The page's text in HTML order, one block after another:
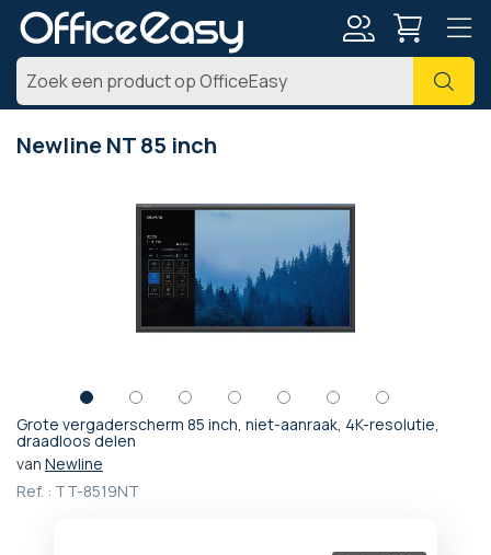
Zoek
Newline NT 85 inch
Grote vergaderscherm 85 inch, niet-aanraak, 4K-resolutie,
draadloos delen
van Newline
Ref. : TT-8519NT
Ga
naar
begin